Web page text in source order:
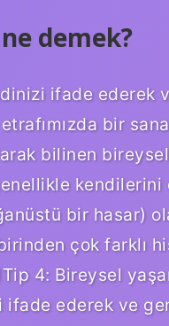
demek?
ifade ederek
bir
bilinen
kendilerini
bir hasar)
çok farklı
4: Bireysel
ifade ederek ve